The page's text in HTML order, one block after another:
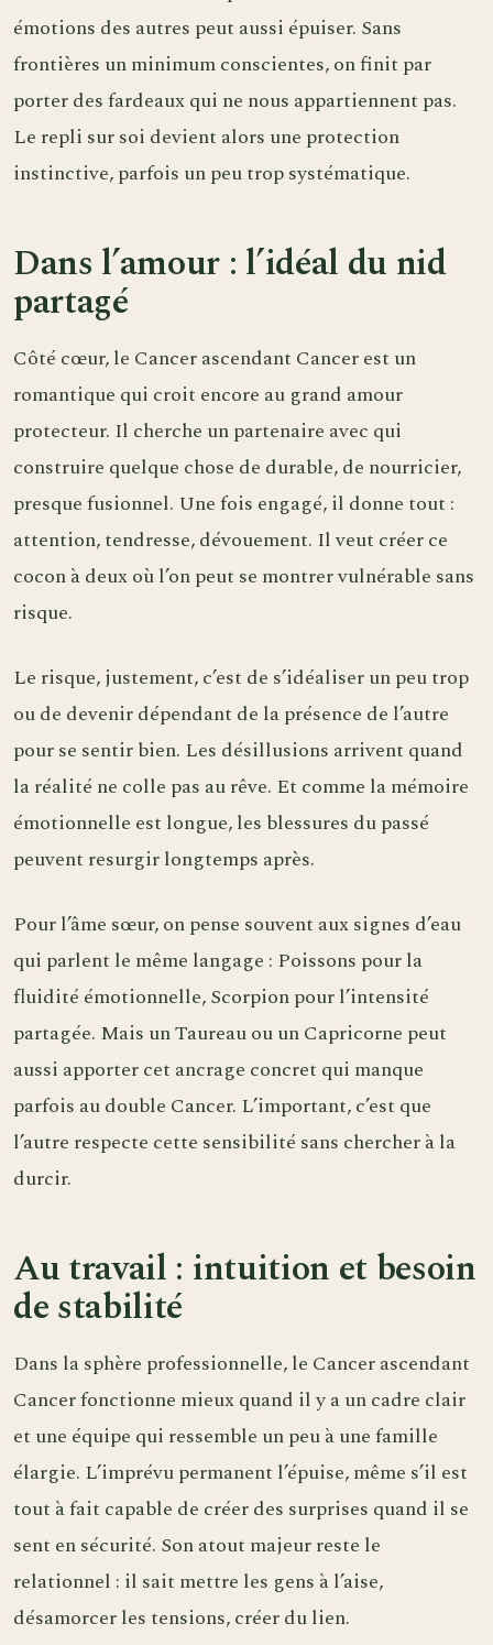
émotions des autres peut aussi épuiser. Sans
frontières un minimum conscientes, on finit par
porter des fardeaux qui ne nous appartiennent pas.
Le repli sur soi devient alors une protection
instinctive, parfois un peu trop systématique.
Dans l’amour : l’idéal du nid
partagé
Côté cœur, le Cancer ascendant Cancer est un
romantique qui croit encore au grand amour
protecteur. Il cherche un partenaire avec qui
construire quelque chose de durable, de nourricier,
presque fusionnel. Une fois engagé, il donne tout :
attention, tendresse, dévouement. Il veut créer ce
cocon à deux où l’on peut se montrer vulnérable sans
risque.
Le risque, justement, c’est de s’idéaliser un peu trop
ou de devenir dépendant de la présence de l’autre
pour se sentir bien. Les désillusions arrivent quand
la réalité ne colle pas au rêve. Et comme la mémoire
émotionnelle est longue, les blessures du passé
peuvent resurgir longtemps après.
Pour l’âme sœur, on pense souvent aux signes d’eau
qui parlent le même langage : Poissons pour la
fluidité émotionnelle, Scorpion pour l’intensité
partagée. Mais un Taureau ou un Capricorne peut
aussi apporter cet ancrage concret qui manque
parfois au double Cancer. L’important, c’est que
l’autre respecte cette sensibilité sans chercher à la
durcir.
Au travail : intuition et besoin
de stabilité
Dans la sphère professionnelle, le Cancer ascendant
Cancer fonctionne mieux quand il y a un cadre clair
et une équipe qui ressemble un peu à une famille
élargie. L’imprévu permanent l’épuise, même s’il est
tout à fait capable de créer des surprises quand il se
sent en sécurité. Son atout majeur reste le
relationnel : il sait mettre les gens à l’aise,
désamorcer les tensions, créer du lien.